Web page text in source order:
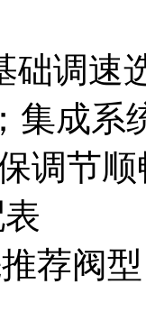
础调速
集成系
调节顺
荐阀